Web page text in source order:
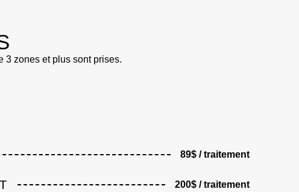
3 zones et plus sont prises.
89$ / traitement
200$ / traitement